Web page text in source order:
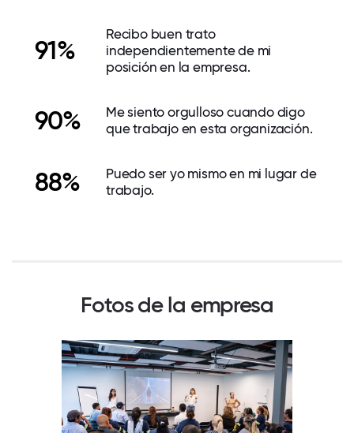
91%
Recibo buen trato
independientemente de mi
posición en la empresa.
90%
Me siento orgulloso cuando digo
que trabajo en esta organización.
88%
Puedo ser yo mismo en mi lugar de
trabajo.
Fotos de la empresa